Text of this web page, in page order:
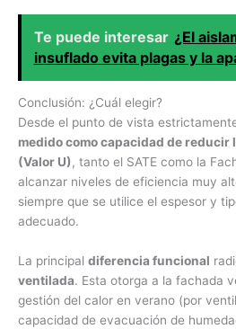
Te puede interesar ¿El
insuflado evita plagas y la
Conclusión: ¿Cuál elegir?
Desde el punto de vista
medido como capacidad de reducir
(Valor U), tanto el SATE como la
alcanzar niveles de eficiencia muy
siempre que se utilice el espesor y
adecuado.
La principal diferencia funcional
ventilada. Esta otorga a la fachada
gestión del calor en verano (por
capacidad de evacuación de